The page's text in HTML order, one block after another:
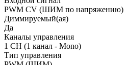
PWM СV (ШИМ по напряжению)
Диммируемый(ая)
Да
Каналы управления
1 CH (1 канал - Mono)
Тип управления